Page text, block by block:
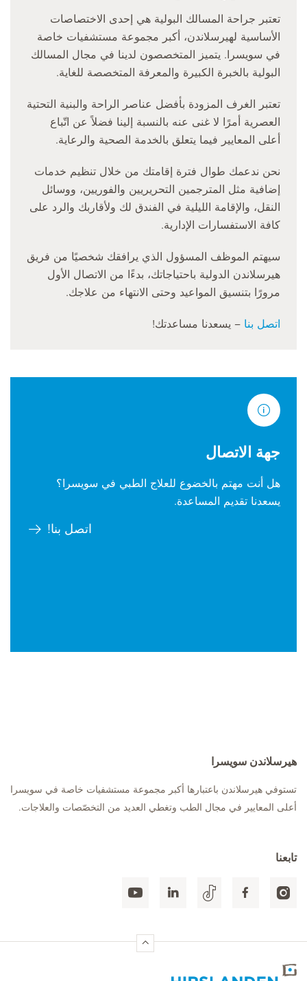
تعتبر جراحة المسالك البولية هي إحدى الاختصاصات
الأساسية لهيرسلاندن، أكبر مجموعة مستشفيات خاصة
في سويسرا. يتميز المتخصصون لدينا في مجال المسالك
البولية بالخبرة الكبيرة والمعرفة المتخصصة للغاية.
تعتبر الغرف المزودة بأفضل عناصر الراحة والبنية التحتية
العصرية أمرًا لا غنى عنه بالنسبة إلينا فضلاً عن اتّباع
أعلى المعايير فيما يتعلق بالخدمة الصحية والرعاية.
نحن ندعمك طوال فترة إقامتك من خلال تنظيم خدمات
إضافية مثل المترجمين التحريريين والفوريين، ووسائل
النقل، والإقامة الليلية في الفندق لك ولأقاربك والرد على
كافة الاستفسارات الإدارية.
سيهتم الموظف المسؤول الذي يرافقك شخصيًا من فريق
هيرسلاندن الدولية باحتياجاتك، بدءًا من الاتصال الأول
مرورًا بتنسيق المواعيد وحتى الانتهاء من علاجك.
اتصل بنا – يسعدنا مساعدتك!
جهة الاتصال
هل أنت مهتم بالخضوع للعلاج الطبي في سويسرا؟
يسعدنا تقديم المساعدة.
اتصل بنا!
هيرسلاندن سويسرا
تستوفي هيرسلاندن باعتبارها أكبر مجموعة مستشفيات خاصة في سويسرا
أعلى المعايير في مجال الطب وتغطي العديد من التخصّصات والعلاجات.
تابعنا